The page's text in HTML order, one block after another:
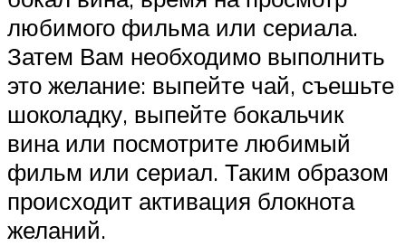
любимого фильма или сериала.
Затем Вам необходимо выполнить
это желание: выпейте чай, съешьте
шоколадку, выпейте бокальчик
вина или посмотрите любимый
фильм или сериал. Таким образом
происходит активация блокнота
желаний.